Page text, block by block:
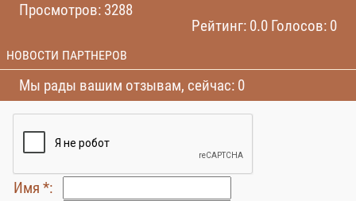
Просмотров: 3288
Рейтинг: 0.0 Голосов: 0
НОВОСТИ ПАРТНЕРОВ
Мы рады вашим отзывам, сейчас: 0
Имя *: